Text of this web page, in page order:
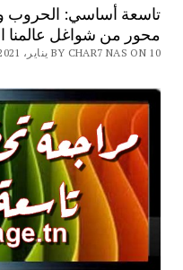
تاسعة أساسي: الحروب
محور من شواغل عالمنا
BY CHAR7 NAS ON 10 يناير، 2021